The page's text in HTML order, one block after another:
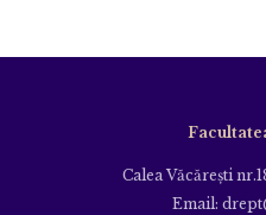
Calea Văcăreşti
Email: